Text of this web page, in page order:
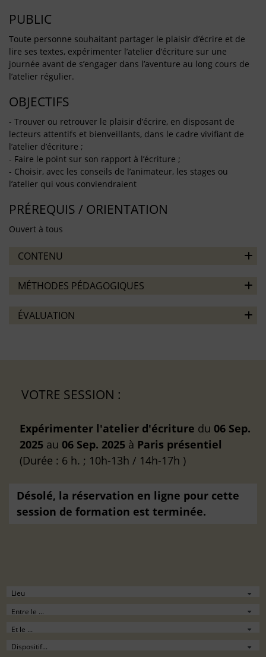
PUBLIC
Toute personne souhaitant partager le plaisir d’écrire et de
lire ses textes, expérimenter l’atelier d’écriture sur une
journée avant de s’engager dans l’aventure au long cours de
l’atelier régulier.
OBJECTIFS
- Trouver ou retrouver le plaisir d’écrire, en disposant de
lecteurs attentifs et bienveillants, dans le cadre vivifiant de
l’atelier d’écriture ;
- Faire le point sur son rapport à l’écriture ;
- Choisir, avec les conseils de l’animateur, les stages ou
l’atelier qui vous conviendraient
PRÉREQUIS / ORIENTATION
Ouvert à tous
CONTENU
MÉTHODES PÉDAGOGIQUES
ÉVALUATION
VOTRE SESSION :
Expérimenter l'atelier d'écriture du 06 Sep.
2025 au 06 Sep. 2025 à Paris présentiel
(Durée : 6 h. ; 10h-13h / 14h-17h )
Désolé, la réservation en ligne pour cette
session de formation est terminée.